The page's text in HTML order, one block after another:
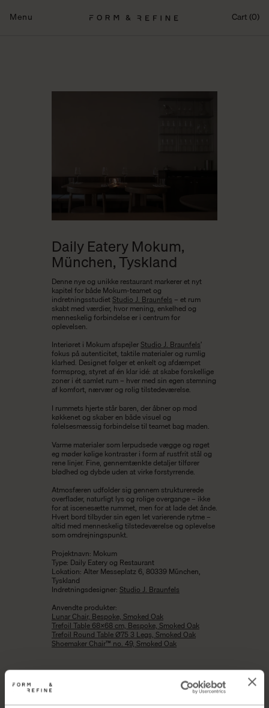
Menu Cart (0)
Daily Eatery Mokum,
München, Tyskland
Denne nye og unikke restaurant markerer et nyt
kapitel for både Mokum-teamet og
indretningsstudietStudio J. Braunfels – et rum
skabt med værdier, hvor mening, enkelhed og
menneskelig forbindelse er i centrum for
oplevelsen.
Interiøret i Mokum afspejlerStudio J. Braunfels’
fokus på autenticitet, taktile materialer og rumlig
klarhed. Designet følger et enkelt og afdæmpet
formsprog, styret af én klar idé: at skabe forskellige
zoner i ét samlet rum – hver med sin egen stemning
af komfort, nærvær og rolig tilstedeværelse.
I rummets hjerte står baren, der åbner op mod
køkkenet og skaber en både visuel og
følelsesmæssig forbindelse til teamet bag maden.
Varme materialer som lerpudsede vægge og røget
eg møder kølige kontraster i form af rustfrit stål og
rene linjer. Fine, gennemtænkte detaljer tilfører
blødhed og dybde uden at virke forstyrrende.
Atmosfæren udfolder sig gennem strukturerede
overflader, naturligt lys og rolige overgange – ikke
for at iscenesætte rummet, men for at lade det ånde.
Hvert bord tilbyder sin egen let varierende rytme –
altid med menneskelig tilstedeværelse og oplevelse
som omdrejningspunkt.
Projektnavn: Mokum
Type: Daily Eatery og Restaurant
Lokation: Alter Messeplatz 6, 80339 München,
Tyskland
Indretningsdesigner: Studio J. Braunfels
Anvendte produkter:
Lunar Chair, Bespoke, Smoked Oak
Trefoil Table 68×68 cm, Bespoke, Smoked Oak
Trefoil Round Table Ø75 3 Legs, Smoked Oak
Shoemaker Chair™ no. 49, Smoked Oak